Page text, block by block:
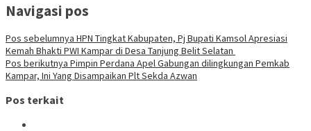
Navigasi pos
Pos sebelumnya HPN Tingkat Kabupaten, Pj Bupati Kamsol Apresiasi
Kemah Bhakti PWI Kampar di Desa Tanjung Belit Selatan
Pos berikutnya Pimpin Perdana Apel Gabungan dilingkungan Pemkab
Kampar, Ini Yang Disampaikan Plt Sekda Azwan
Pos terkait